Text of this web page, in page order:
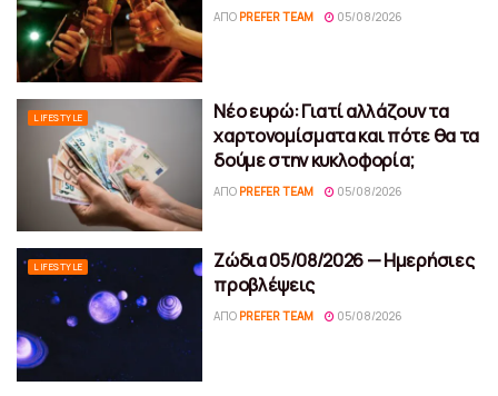
ΑΠΌ PREFER TEAM 05/08/2026
LIFESTYLE
Νέο ευρώ: Γιατί αλλάζουν τα
χαρτονομίσματα και πότε θα τα
δούμε στην κυκλοφορία;
ΑΠΌ PREFER TEAM 05/08/2026
LIFESTYLE
Ζώδια 05/08/2026 — Ημερήσιες
προβλέψεις
ΑΠΌ PREFER TEAM 05/08/2026